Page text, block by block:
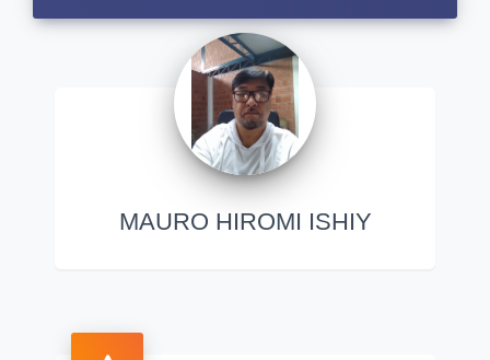
MAURO HIROMI ISHIY